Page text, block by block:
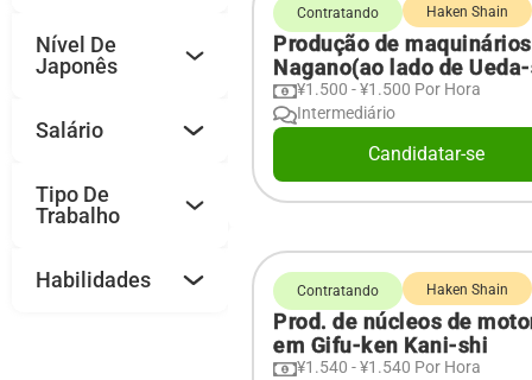
Nível De
Japonês
Salário
Tipo De
Trabalho
Habilidades
Contratando Haken Shain
Produção de
Nagano(ao lado de
¥1.500 - ¥1.500 Por Hora
Intermediário
Candidatar-se
Contratando Haken Shain
Prod. de núcleos de
em Gifu-ken Kani-shi
¥1.540 - ¥1.540 Por Hora